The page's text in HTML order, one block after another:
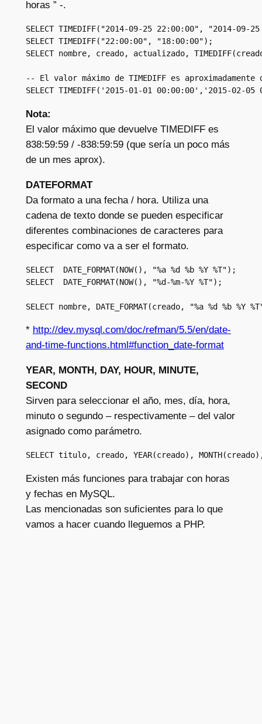
horas ” -.
SELECT TIMEDIFF("2014-09-25 22:00:00", "2014-09-
SELECT TIMEDIFF("22:00:00", "18:00:00");
SELECT nombre, creado, actualizado,
-- El valor máximo de TIMEDIFF es
SELECT TIMEDIFF('2015-01-01 00:00:00','2015-02-
Nota:
El valor máximo que devuelve TIMEDIFF es
838:59:59 / -838:59:59 (que sería un poco más
de un mes aprox).
DATEFORMAT
Da formato a una fecha / hora. Utiliza una
cadena de texto donde se pueden especificar
diferentes combinaciones de caracteres para
especificar como va a ser el formato.
SELECT  DATE_FORMAT(NOW(), "%a %d %b %Y %T");
SELECT  DATE_FORMAT(NOW(), "%d-%m-%Y %T");
SELECT nombre, DATE_FORMAT(creado, "%a %d %b %Y
* http://dev.mysql.com/doc/refman/5.5/en/date-
and-time-functions.html#function_date-format
YEAR, MONTH, DAY, HOUR, MINUTE,
SECOND
Sirven para seleccionar el año, mes, día, hora,
minuto o segundo – respectivamente – del valor
asignado como parámetro.
SELECT titulo, creado, YEAR(creado),
Existen más funciones para trabajar con horas
y fechas en MySQL.
Las mencionadas son suficientes para lo que
vamos a hacer cuando lleguemos a PHP.